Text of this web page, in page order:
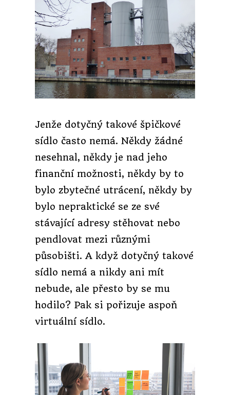
Jenže dotyčný takové špičkové
sídlo často nemá. Někdy žádné
nesehnal, někdy je nad jeho
finanční možnosti, někdy by to
bylo zbytečné utrácení, někdy by
bylo nepraktické se ze své
stávající adresy stěhovat nebo
pendlovat mezi různými
působišti. A když dotyčný takové
sídlo nemá a nikdy ani mít
nebude, ale přesto by se mu
hodilo? Pak si pořizuje aspoň
virtuální sídlo.